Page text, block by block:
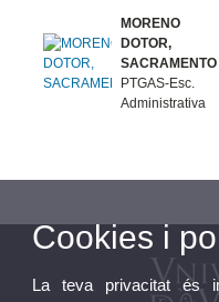
MORENO
DOTOR,
SACRAMENTO
PTGAS-Esc.
Administrativa
Cookies i
La teva privacitat és